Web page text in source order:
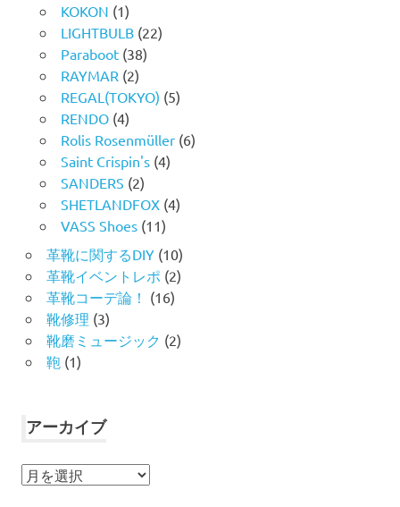
KOKON (1)
LIGHTBULB(22)
Paraboot(38)
RAYMAR (2)
REGAL(TOKYO) (5)
RENDO(4)
Rolis Rosenmüller(6)
Saint Crispin's(4)
SANDERS (2)
SHETLANDFOX(4)
VASS Shoes(11)
革靴に関するDIY(10)
革靴イベントレポ (2)
革靴コーデ論！ (16)
靴修理 (3)
靴磨ミュージック (2)
鞄 (1)
アーカイブ
ア